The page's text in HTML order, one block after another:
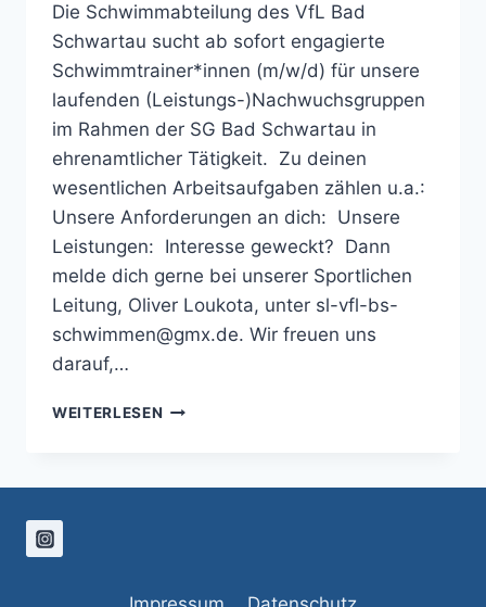
Die Schwimmabteilung des VfL Bad
Schwartau sucht ab sofort engagierte
Schwimmtrainer*innen (m/w/d) für unsere
laufenden (Leistungs-)Nachwuchsgruppen
im Rahmen der SG Bad Schwartau in
ehrenamtlicher Tätigkeit. Zu deinen
wesentlichen Arbeitsaufgaben zählen u.a.:
Unsere Anforderungen an dich: Unsere
Leistungen: Interesse geweckt? Dann
melde dich gerne bei unserer Sportlichen
Leitung, Oliver Loukota, unter sl-vfl-bs-
schwimmen@gmx.de. Wir freuen uns
darauf,…
WEITERLESEN WIR